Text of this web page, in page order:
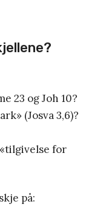
23 og Joh 10?
(Josva 3,6)?
for
på: